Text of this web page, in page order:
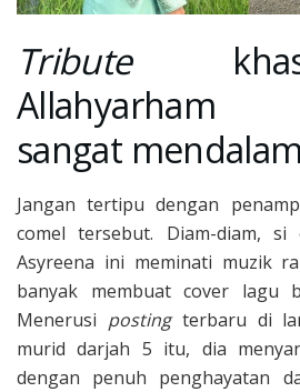
Tribute
Allahyarham
sangat mendalam
Jangan tertipu dengan
comel tersebut. Diam-diam, si
Asyreena ini meminati muzik
banyak membuat cover lagu
Menerusi postingterbaru di
murid darjah 5 itu, dia
dengan penuh penghayatan